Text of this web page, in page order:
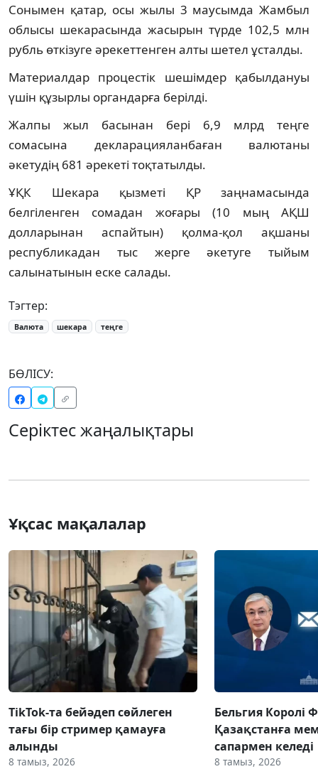
Сонымен қатар, осы жылы 3 маусымда Жамбыл
облысы шекарасында жасырын түрде 102,5 млн
рубль өткізуге әрекеттенген алты шетел ұсталды.
Материалдар процестік шешімдер қабылдануы
үшін құзырлы органдарға берілді.
Жалпы жыл басынан бері 6,9 млрд теңге
сомасына декларацияланбаған валютаны
әкетудің 681 әрекеті тоқтатылды.
ҰҚК Шекара қызметі ҚР заңнамасында
белгіленген сомадан жоғары (10 мың АҚШ
долларынан аспайтын) қолма-қол ақшаны
республикадан тыс жерге әкетуге тыйым
салынатынын еске салады.
Тэгтер:
Валюта шекара теңге
БӨЛІСУ:
Серіктес жаңалықтары
Ұқсас мақалалар
TikTok-та бейәдеп сөйлеген
тағы бір стример қамауға
алынды
8 тамыз, 2026
Бельгия Королі
Қазақстанға
сапармен келеді
8 тамыз, 2026